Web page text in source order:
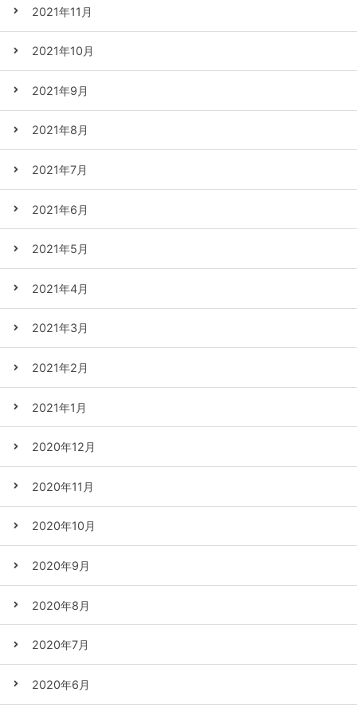
2021年11月
2021年10月
2021年9月
2021年8月
2021年7月
2021年6月
2021年5月
2021年4月
2021年3月
2021年2月
2021年1月
2020年12月
2020年11月
2020年10月
2020年9月
2020年8月
2020年7月
2020年6月